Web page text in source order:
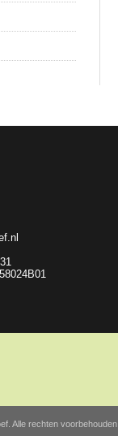
Alle rechten voorbehouden.